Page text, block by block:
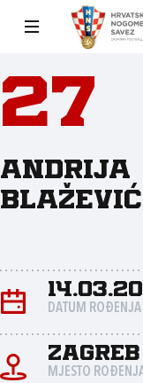
27
Andrija
Blažević
DATUM ROĐENJA
Zagreb
MJESTO